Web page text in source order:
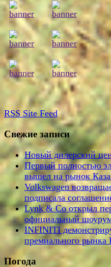
RSS Site Feed
Свежие записи
Новый дилерский
Первый полностью
вышел на рынок
Volkswagen
подписала
Lynk & Co открыл
официальный
INFINITI
премиального рынка
Погода